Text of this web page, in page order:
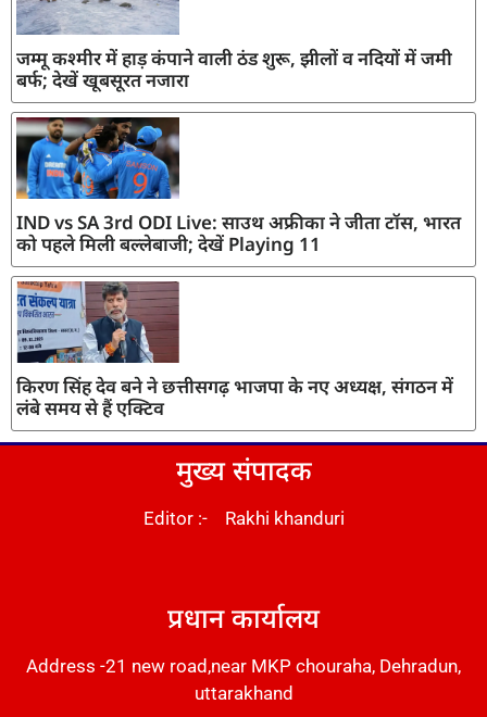
जम्मू कश्मीर में हाड़ कंपाने वाली ठंड शुरू, झीलों व नदियों में जमी
बर्फ; देखें खूबसूरत नजारा
IND vs SA 3rd ODI Live: साउथ अफ्रीका ने जीता टॉस, भारत
को पहले मिली बल्लेबाजी; देखें Playing 11
किरण सिंह देव बने ने छत्तीसगढ़ भाजपा के नए अध्यक्ष, संगठन में
लंबे समय से हैं एक्टिव
मुख्य संपादक
Editor :- Rakhi khanduri
प्रधान कार्यालय
Address -21 new road,near MKP chouraha, Dehradun,
uttarakhand